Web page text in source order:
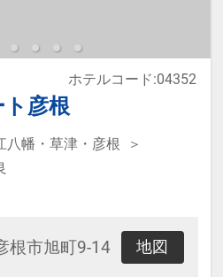
彦根
ホテルコード:04352
八幡・草津・彦根
根市旭町9-14 地図